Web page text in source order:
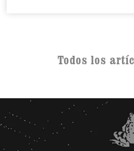
Todos los